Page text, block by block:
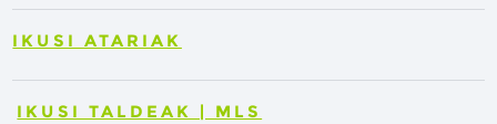
IKUSI ATARIAK
IKUSI TALDEAK | MLS